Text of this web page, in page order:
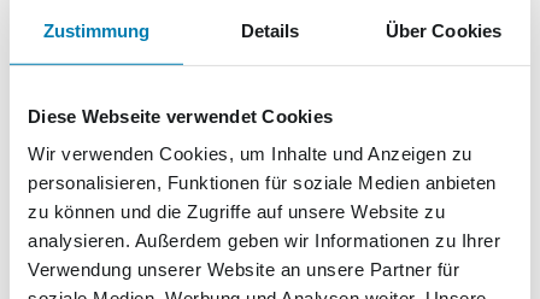
Zustimmung Details Über Cookies
Diese Webseite verwendet Cookies
Wir verwenden Cookies, um Inhalte und Anzeigen zu
personalisieren, Funktionen für soziale Medien anbieten
zu können und die Zugriffe auf unsere Website zu
analysieren. Außerdem geben wir Informationen zu Ihrer
Verwendung unserer Website an unsere Partner für